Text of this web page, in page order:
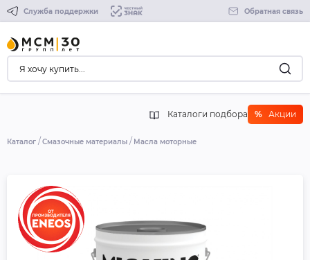
Служба поддержки Обратная связь
Каталоги подбора % Акции
Каталог Смазочные материалы Масла моторные